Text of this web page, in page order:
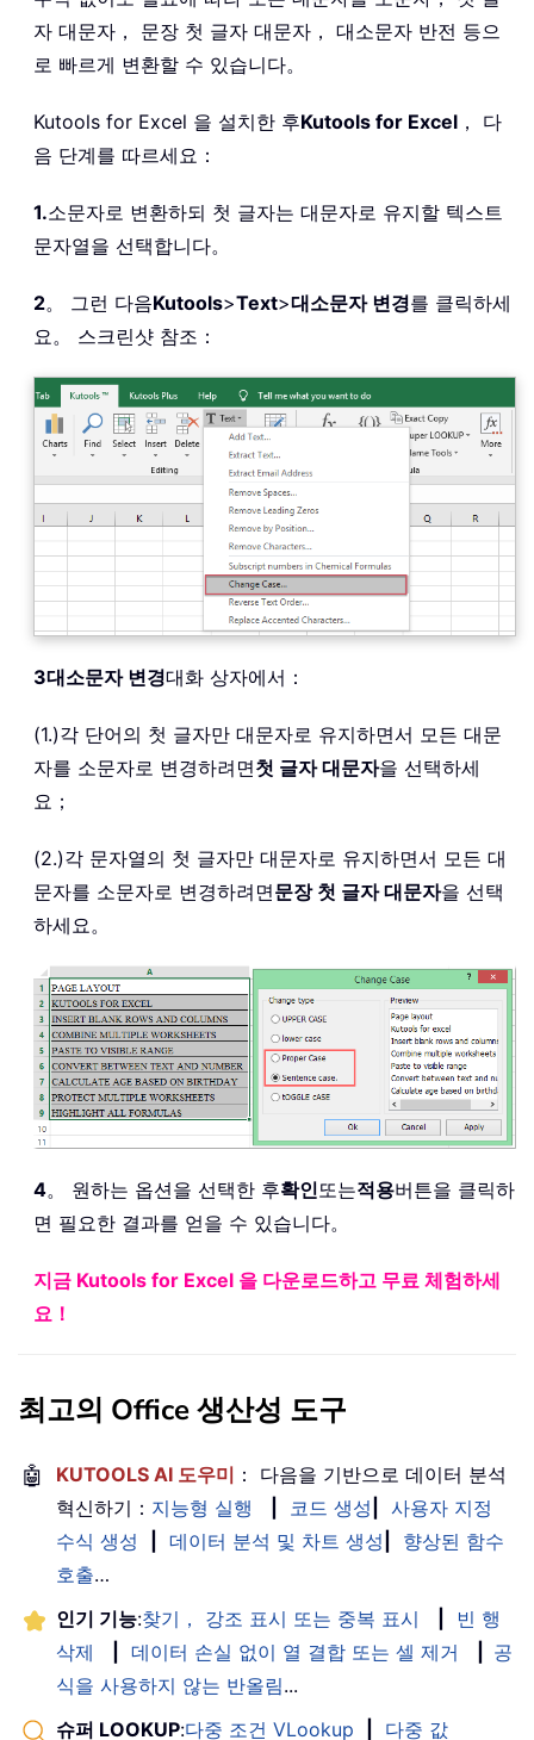
자 대문자， 문장 첫 글자 대문자， 대소문자 반전 등으
로 빠르게 변환할 수 있습니다。
Kutools for Excel 을 설치한 후Kutools for Excel ， 다
음 단계를 따르세요：
1.소문자로 변환하되 첫 글자는 대문자로 유지할 텍스트
문자열을 선택합니다。
2。 그런 다음Kutools>Text>대소문자 변경를 클릭하세
요。 스크린샷 참조：
3대소문자 변경대화 상자에서：
(1.)각 단어의 첫 글자만 대문자로 유지하면서 모든 대문
자를 소문자로 변경하려면첫 글자 대문자을 선택하세
요；
(2.)각 문자열의 첫 글자만 대문자로 유지하면서 모든 대
문자를 소문자로 변경하려면문장 첫 글자 대문자을 선택
하세요。
4。 원하는 옵션을 선택한 후확인또는적용버튼을 클릭하
면 필요한 결과를 얻을 수 있습니다。
지금 Kutools for Excel 을 다운로드하고 무료 체험하세
요！
최고의 Office 생산성 도구
🤖 KUTOOLS AI 도우미 ： 다음을 기반으로 데이터 분석
혁신하기： 지능형 실행 코드 생성
사용자 지정
수식 생성
데이터 분석 및 차트 생성
향상된 함수
호출…
인기 기능:찾기， 강조 표시 또는 중복 표시
빈 행
삭제
데이터 손실 없이 열 결합 또는 셀 제거
공
식을 사용하지 않는 반올림...
슈퍼 LOOKUP:다중 조건 VLookup
다중 값